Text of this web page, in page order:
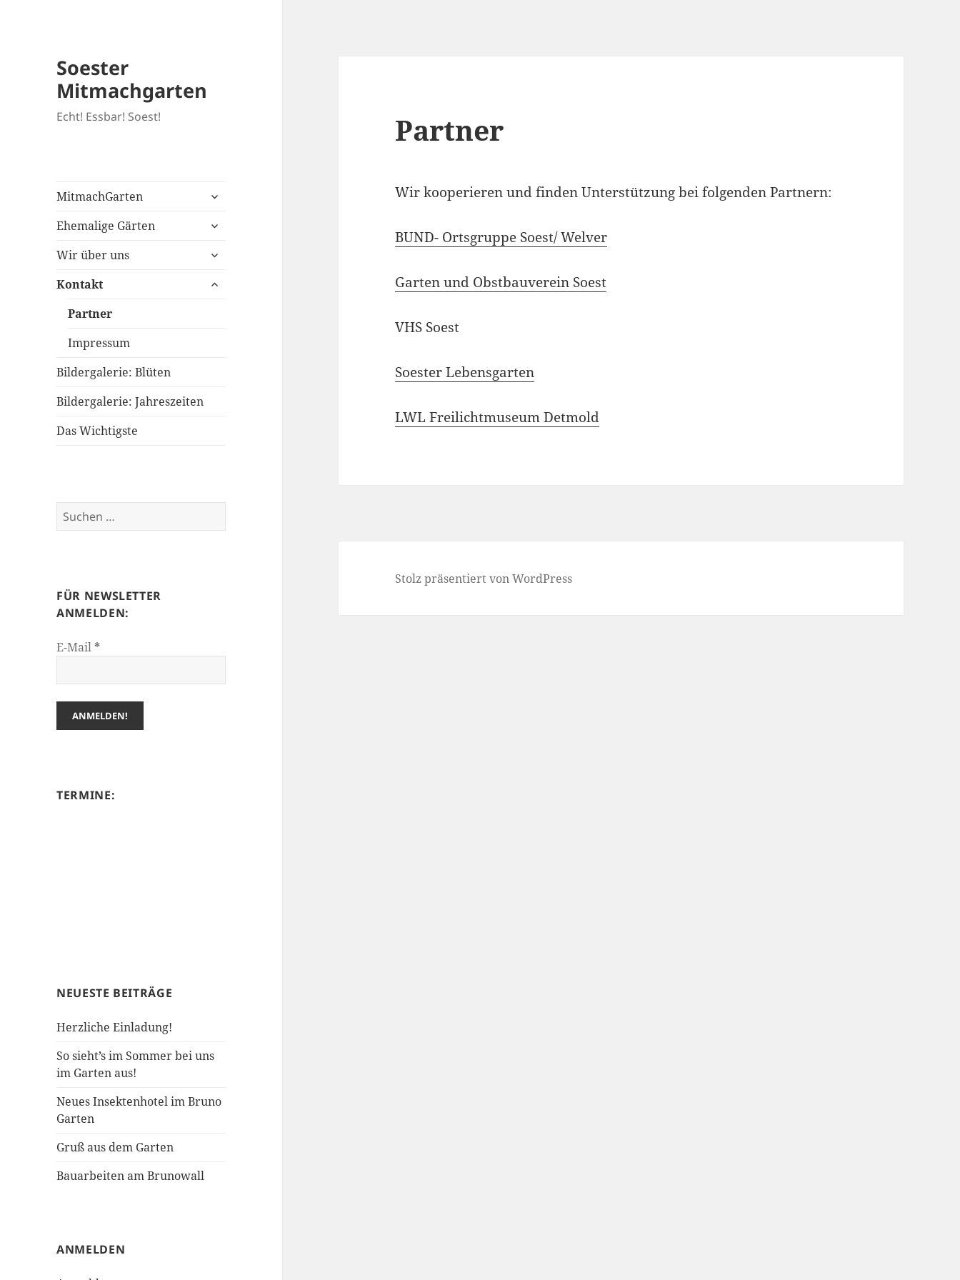
Soester
Mitmachgarten
Echt! Essbar! Soest!
MitmachGarten
untermenü
Ehemalige Gärten
untermenü
Wir über uns
untermenü
Kontakt
untermenü
Partner
Impressum
Bildergalerie: Blüten
Bildergalerie: Jahreszeiten
Das Wichtigste
Suchen
nach:
FÜR NEWSLETTER
ANMELDEN:
E-Mail*
TERMINE:
NEUESTE BEITRÄGE
Herzliche Einladung!
So sieht’s im Sommer bei uns
im Garten aus!
Neues Insektenhotel im Bruno
Garten
Gruß aus dem Garten
Bauarbeiten am Brunowall
ANMELDEN
Partner
Wir kooperieren und finden Unterstützung bei folgenden Partnern:
BUND- Ortsgruppe Soest/ Welver
Garten und Obstbauverein Soest
VHS Soest
Soester Lebensgarten
LWL Freilichtmuseum Detmold
Stolz präsentiert von WordPress